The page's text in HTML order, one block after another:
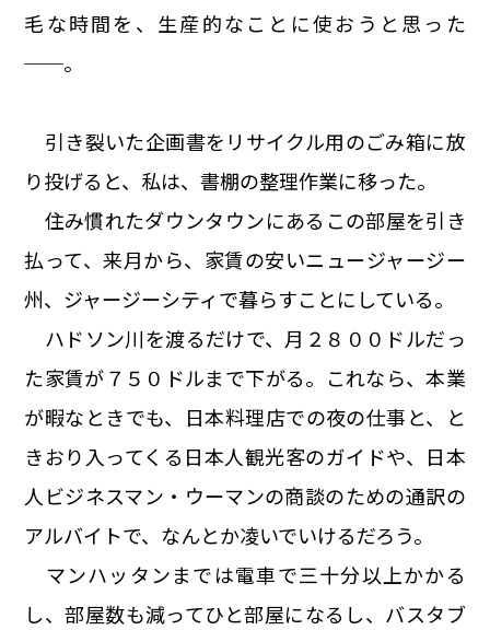
毛な時間を、生産的なことに使おうと思った
──。
引き裂いた企画書をリサイクル用のごみ箱に放
り投げると、私は、書棚の整理作業に移った。
住み慣れたダウンタウンにあるこの部屋を引き
払って、来月から、家賃の安いニュージャージー
州、ジャージーシティで暮らすことにしている。
ハドソン川を渡るだけで、月２８００ドルだっ
た家賃が７５０ドルまで下がる。これなら、本業
が暇なときでも、日本料理店での夜の仕事と、と
きおり入ってくる日本人観光客のガイドや、日本
人ビジネスマン・ウーマンの商談のための通訳の
アルバイトで、なんとか凌いでいけるだろう。
マンハッタンまでは電車で三十分以上かかる
し、部屋数も減ってひと部屋になるし、バスタブ